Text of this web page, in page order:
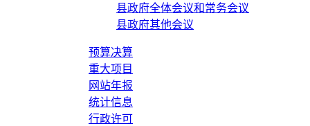
县政府全体会议和常务会议
县政府其他会议
预算决算
重大项目
网站年报
统计信息
行政许可